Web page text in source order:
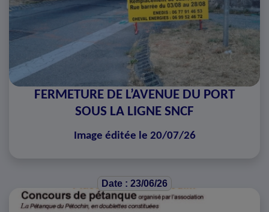
FERMETURE DE L’AVENUE DU PORT
SOUS LA LIGNE SNCF
Image éditée le 20/07/26
Date : 23/06/26